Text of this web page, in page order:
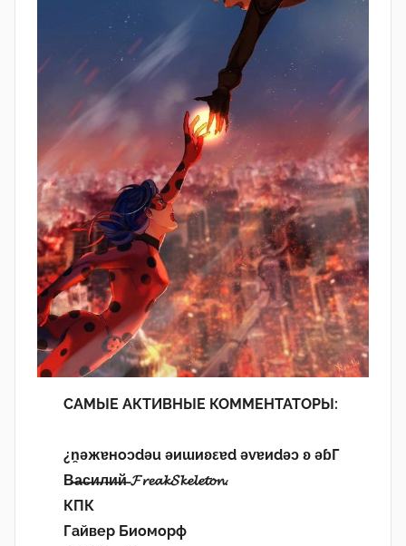
САМЫЕ АКТИВНЫЕ КОММЕНТАТОРЫ:
¿n̯ǝжɐноɔdǝu ǝиɯиʚεɐd ǝvɐиdǝɔ ʚ ǝɓГ
В̶а̶с̶и̶л̶и̶й̶ 𝓕𝓻𝓮𝓪𝓴𝓢𝓴𝓮𝓵𝓮𝓽𝓸𝓷.
КПК
Гайвер Биоморф